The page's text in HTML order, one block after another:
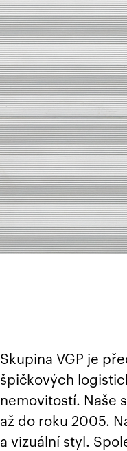
Skupina VGP je
špičkových
nemovitostí. Naše
až do roku 2005.
a vizuální styl.